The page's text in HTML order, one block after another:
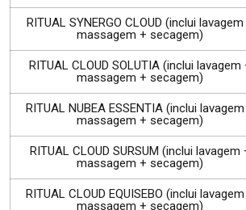
RITUAL SYNERGO CLOUD (inclui
massagem + secagem)
RITUAL CLOUD SOLUTIA (inclui lavagem
massagem + secagem)
RITUAL NUBEA ESSENTIA (inclui
massagem + secagem)
RITUAL CLOUD SURSUM (inclui lavagem
massagem + secagem)
RITUAL CLOUD EQUISEBO (inclui
massagem + secagem)